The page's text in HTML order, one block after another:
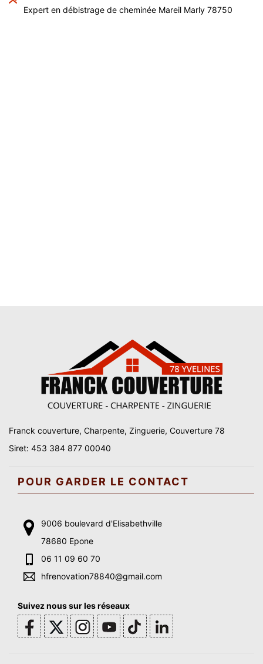
Expert en débistrage de cheminée Mareil Marly 78750
Franck couverture, Charpente, Zinguerie, Couverture 78
Siret: 453 384 877 00040
POUR GARDER LE CONTACT
9006 boulevard d'Elisabethville
78680 Epone
06 11 09 60 70
hfrenovation78840@gmail.com
Suivez nous sur les réseaux